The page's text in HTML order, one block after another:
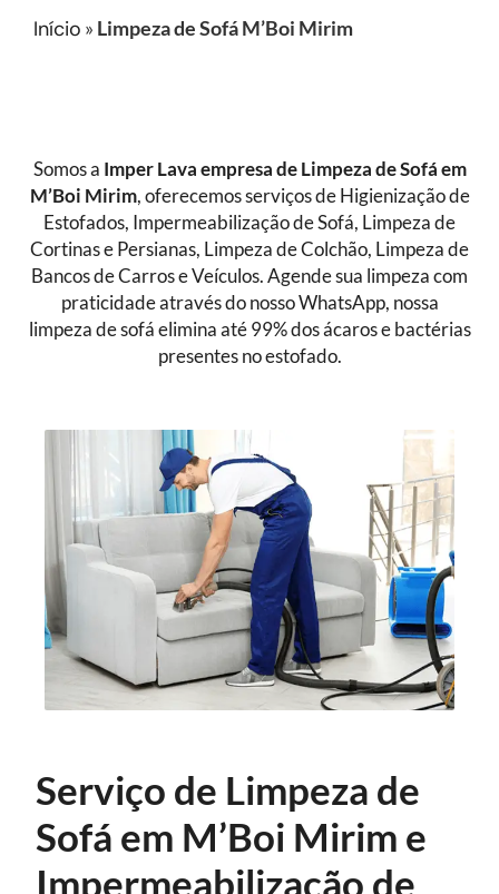
Início » Limpeza de Sofá M’Boi Mirim
Somos a Imper Lava empresa de Limpeza de Sofá em
M’Boi Mirim, oferecemos serviços de Higienização de
Estofados, Impermeabilização de Sofá, Limpeza de
Cortinas e Persianas, Limpeza de Colchão, Limpeza de
Bancos de Carros e Veículos. Agende sua limpeza com
praticidade através do nosso WhatsApp, nossa
limpeza de sofá elimina até 99% dos ácaros e bactérias
presentes no estofado.
Serviço de Limpeza de
Sofá em M’Boi Mirim e
Impermeabilização de